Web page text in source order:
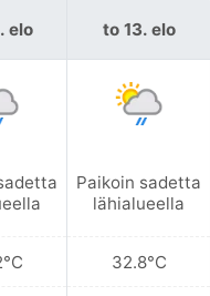
elo to 13. elo
Paikoin sadetta
lähialueella
32.8°C